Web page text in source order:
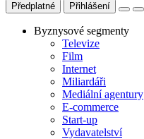
Předplatné Přihlášení
Byznysové segmenty
Televize
Film
Internet
Miliardáři
Mediální agentury
E-commerce
Start-up
Vydavatelství